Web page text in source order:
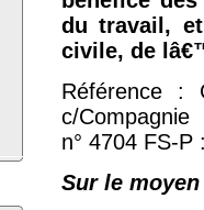
du travail,
civile, de
Référence :
c/
n° 4704 FS-P
Sur le